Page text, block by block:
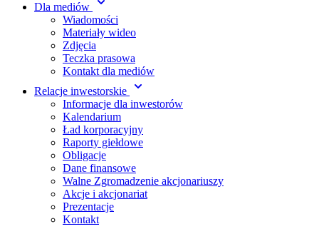
Dla mediów
Wiadomości
Materiały wideo
Zdjęcia
Teczka prasowa
Kontakt dla mediów
Relacje inwestorskie
Informacje dla inwestorów
Kalendarium
Ład korporacyjny
Raporty giełdowe
Obligacje
Dane finansowe
Walne Zgromadzenie akcjonariuszy
Akcje i akcjonariat
Prezentacje
Kontakt